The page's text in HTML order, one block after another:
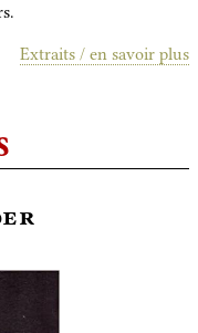
Extraits / en savoir plus